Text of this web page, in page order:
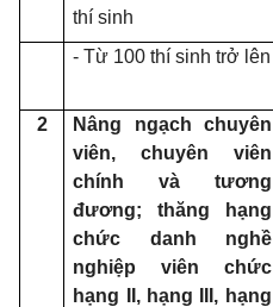
thí sinh
- Từ 100 thí sinh trở lên
2
Nâng ngạch chuyên
viên, chuyên viên
chính và tương
đương; thăng hạng
chức danh nghề
nghiệp viên chức
hạng II, hạng III, hạng